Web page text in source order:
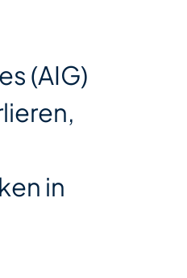
(AIG)
in